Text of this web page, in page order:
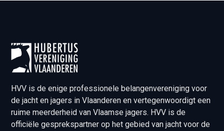
HVV is de enige professionele belangenvereniging voor
de jacht en jagers in Vlaanderen en vertegenwoordigt een
ruime meerderheid van Vlaamse jagers. HVV is de
officiële gesprekspartner op het gebied van jacht voor de